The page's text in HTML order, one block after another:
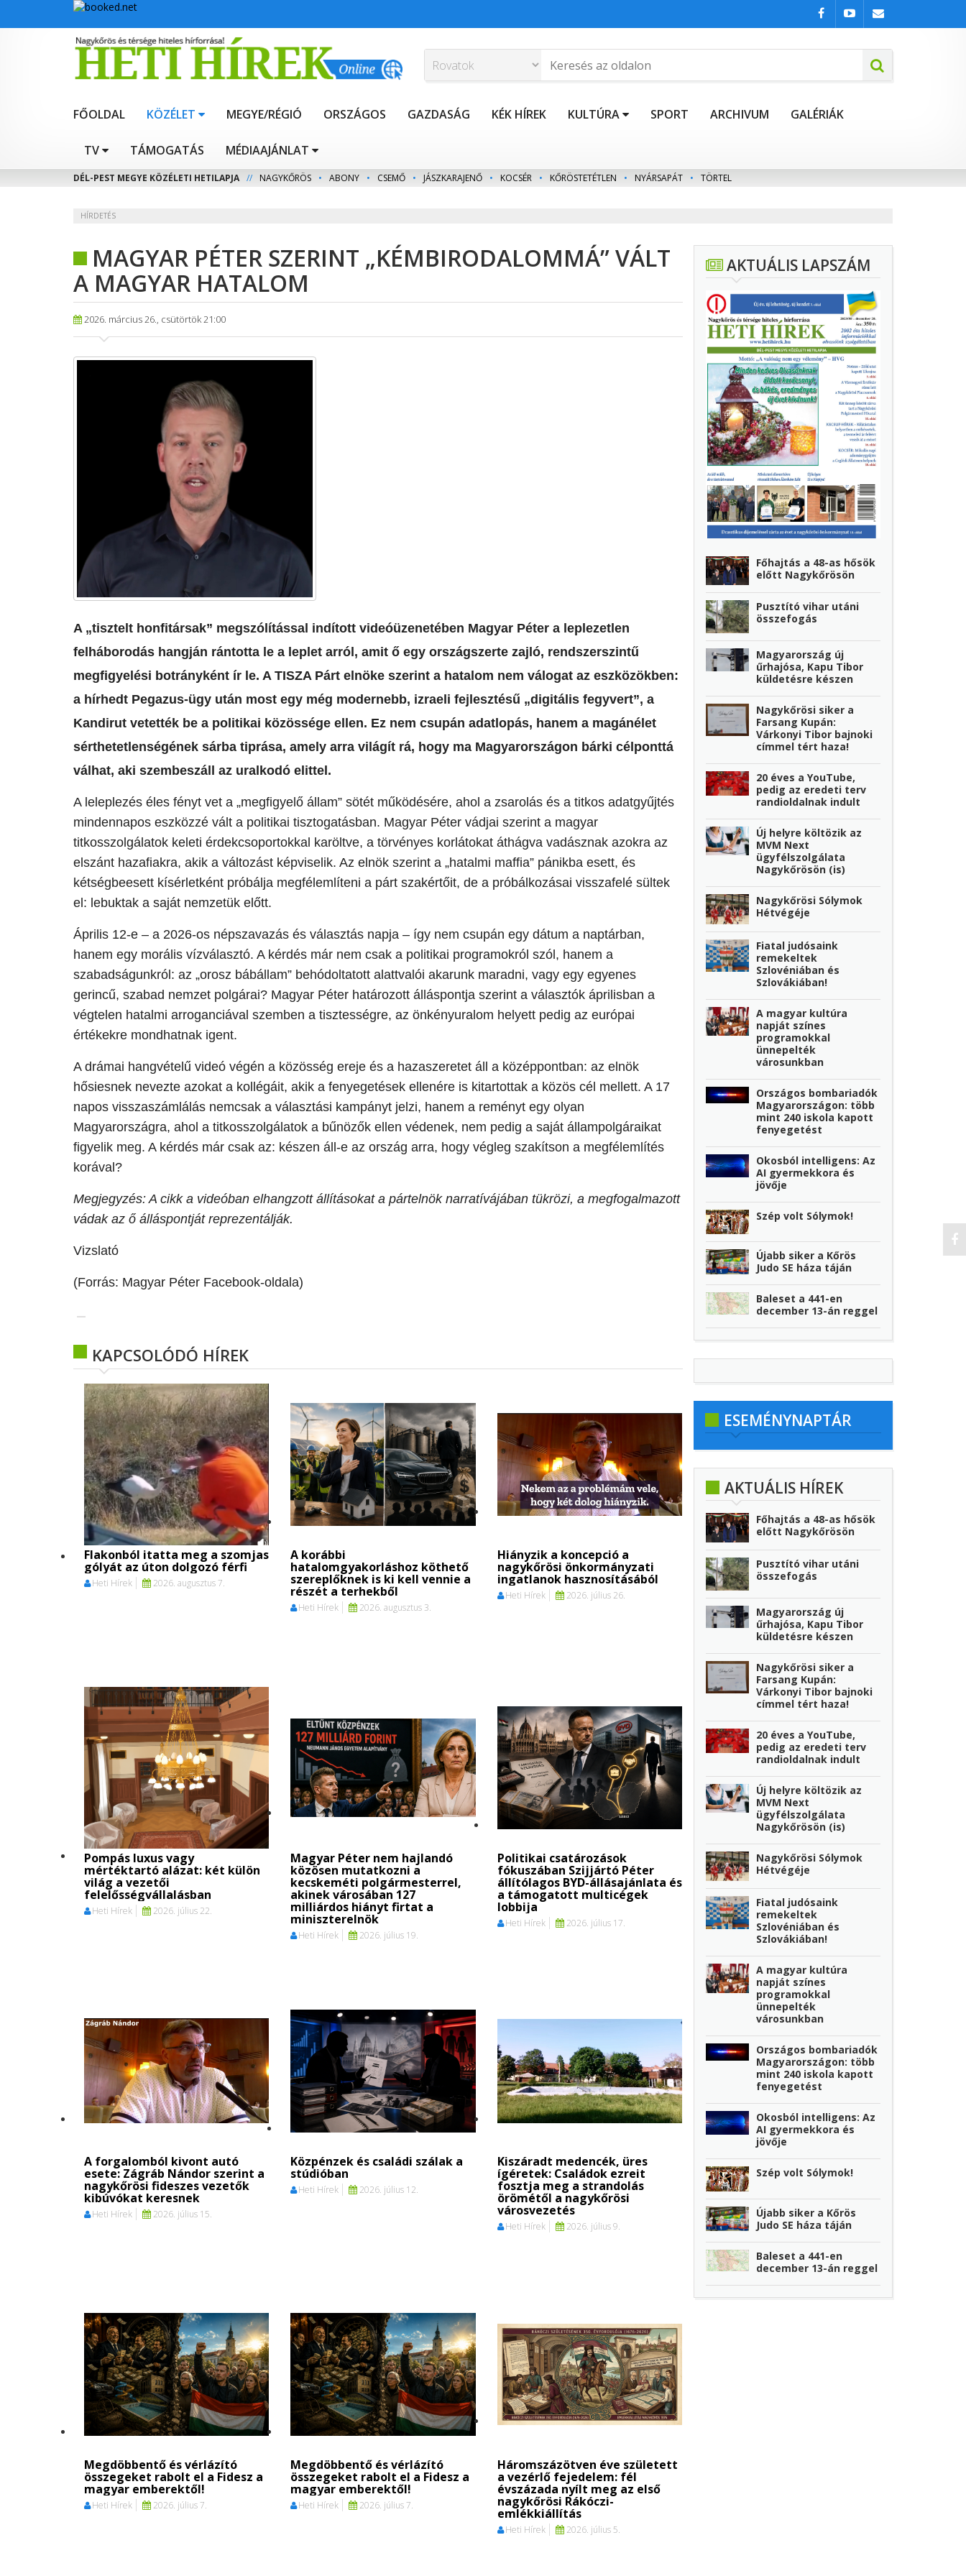
FŐOLDAL KÖZÉLET MEGYE/RÉGIÓ ORSZÁGOS GAZDASÁG KÉK HÍREK KULTÚRA SPORT ARCHIVUM GALÉRIÁK
TV TÁMOGATÁS MÉDIAAJÁNLAT
DÉL-PEST MEGYE KÖZÉLETI HETILAPJA // NAGYKŐRÖS • ABONY • CSEMŐ • JÁSZKARAJENŐ • KOCSÉR • KŐRÖSTETÉTLEN • NYÁRSAPÁT • TÖRTEL
HÍRDETÉS
MAGYAR PÉTER SZERINT „KÉMBIRODALOMMÁ” VÁLT
A MAGYAR HATALOM
2026. március 26., csütörtök 21:00
A „tisztelt honfitársak” megszólítással indított videóüzenetében Magyar Péter a leplezetlen
felháborodás hangján rántotta le a leplet arról, amit ő egy országszerte zajló, rendszerszintű
megfigyelési botrányként ír le. A TISZA Párt elnöke szerint a hatalom nem válogat az eszközökben:
a hírhedt Pegazus-ügy után most egy még modernebb, izraeli fejlesztésű „digitális fegyvert”, a
Kandirut vetették be a politikai közössége ellen. Ez nem csupán adatlopás, hanem a magánélet
sérthetetlenségének sárba tiprása, amely arra világít rá, hogy ma Magyarországon bárki célponttá
válhat, aki szembeszáll az uralkodó elittel.
A leleplezés éles fényt vet a „megfigyelő állam” sötét működésére, ahol a zsarolás és a titkos adatgyűjtés
mindennapos eszközzé vált a politikai tisztogatásban. Magyar Péter vádjai szerint a magyar
titkosszolgálatok keleti érdekcsoportokkal karöltve, a törvényes korlátokat áthágva vadásznak azokra az
elszánt hazafiakra, akik a változást képviselik. Az elnök szerint a „hatalmi maffia” pánikba esett, és
kétségbeesett kísérletként próbálja megfélemlíteni a párt szakértőit, de a próbálkozásai visszafelé sültek
el: lebuktak a saját nemzetük előtt.
​Április 12-e – a 2026-os népszavazás és választás napja – így nem csupán egy dátum a naptárban,
hanem egy morális vízválasztó. A kérdés már nem csak a politikai programokról szól, hanem a
szabadságunkról: az „orosz bábállam” behódoltatott alattvalói akarunk maradni, vagy egy egyenes
gerincű, szabad nemzet polgárai? Magyar Péter határozott álláspontja szerint a választók áprilisban a
végtelen hatalmi arroganciával szemben a tisztességre, az önkényuralom helyett pedig az európai
értékekre mondhatnak igent.
​A drámai hangvételű videó végén a közösség ereje és a hazaszeretet áll a középpontban: az elnök
hősiesnek nevezte azokat a kollégáit, akik a fenyegetések ellenére is kitartottak a közös cél mellett. A 17
napos visszaszámlálás nemcsak a választási kampányt jelzi, hanem a reményt egy olyan
Magyarországra, ahol a titkosszolgálatok a bűnözők ellen védenek, nem pedig a saját állampolgáraikat
figyelik meg. A kérdés már csak az: készen áll-e az ország arra, hogy végleg szakítson a megfélemlítés
korával?
Megjegyzés: A cikk a videóban elhangzott állításokat a pártelnök narratívájában tükrözi, a megfogalmazott
vádak az ő álláspontját reprezentálják.
Vizslató
(Forrás: Magyar Péter Facebook-oldala)
KAPCSOLÓDÓ HÍREK
Flakonból itatta meg a szomjas
gólyát az úton dolgozó férfi
Heti Hírek 2026. augusztus 7.
A korábbi
hatalomgyakorláshoz köthető
szereplőknek is ki kell vennie a
részét a terhekből
Heti Hírek 2026. augusztus 3.
Hiányzik a koncepció a
nagykőrösi önkormányzati
ingatlanok hasznosításából
Heti Hírek 2026. július 26.
Pompás luxus vagy
mértéktartó alázat: két külön
világ a vezetői
felelősségvállalásban
Heti Hírek 2026. július 22.
Magyar Péter nem hajlandó
közösen mutatkozni a
kecskeméti polgármesterrel,
akinek városában 127
milliárdos hiányt firtat a
miniszterelnök
Heti Hírek 2026. július 19.
Politikai csatározások
fókuszában Szijjártó Péter
állítólagos BYD-állásajánlata és
a támogatott multicégek
lobbija
Heti Hírek 2026. július 17.
A forgalomból kivont autó
esete: Zágráb Nándor szerint a
nagykőrösi fideszes vezetők
kibúvókat keresnek
Heti Hírek 2026. július 15.
Közpénzek és családi szálak a
stúdióban
Heti Hírek 2026. július 12.
Kiszáradt medencék, üres
ígéretek: Családok ezreit
fosztja meg a strandolás
örömétől a nagykőrösi
városvezetés
Heti Hírek 2026. július 9.
Megdöbbentő és vérlázító
összegeket rabolt el a Fidesz a
magyar emberektől!
Heti Hírek 2026. július 7.
Megdöbbentő és vérlázító
összegeket rabolt el a Fidesz a
magyar emberektől!
Heti Hírek 2026. július 7.
Háromszázötven éve született
a vezérlő fejedelem: fél
évszázada nyílt meg az első
nagykőrösi Rákóczi-
emlékkiállítás
Heti Hírek 2026. július 5.
AKTUÁLIS LAPSZÁM
Főhajtás a 48-as hősök
előtt Nagykőrösön
Pusztító vihar utáni
összefogás
Magyarország új
űrhajósa, Kapu Tibor
küldetésre készen
Nagykőrösi siker a
Farsang Kupán:
Várkonyi Tibor bajnoki
címmel tért haza!
20 éves a YouTube,
pedig az eredeti terv
randioldalnak indult
Új helyre költözik az
MVM Next
ügyfélszolgálata
Nagykőrösön (is)
Nagykőrösi Sólymok
Hétvégéje
Fiatal judósaink
remekeltek
Szlovéniában és
Szlovákiában!
A magyar kultúra
napját színes
programokkal
ünnepelték
városunkban
Országos bombariadók
Magyarországon: több
mint 240 iskola kapott
fenyegetést
Okosból intelligens: Az
AI gyermekkora és
jövője
Szép volt Sólymok!
Újabb siker a Kőrös
Judo SE háza táján
Baleset a 441-en
december 13-án reggel
ESEMÉNYNAPTÁR
AKTUÁLIS HÍREK
Főhajtás a 48-as hősök
előtt Nagykőrösön
Pusztító vihar utáni
összefogás
Magyarország új
űrhajósa, Kapu Tibor
küldetésre készen
Nagykőrösi siker a
Farsang Kupán:
Várkonyi Tibor bajnoki
címmel tért haza!
20 éves a YouTube,
pedig az eredeti terv
randioldalnak indult
Új helyre költözik az
MVM Next
ügyfélszolgálata
Nagykőrösön (is)
Nagykőrösi Sólymok
Hétvégéje
Fiatal judósaink
remekeltek
Szlovéniában és
Szlovákiában!
A magyar kultúra
napját színes
programokkal
ünnepelték
városunkban
Országos bombariadók
Magyarországon: több
mint 240 iskola kapott
fenyegetést
Okosból intelligens: Az
AI gyermekkora és
jövője
Szép volt Sólymok!
Újabb siker a Kőrös
Judo SE háza táján
Baleset a 441-en
december 13-án reggel